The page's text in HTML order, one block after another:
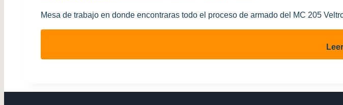
Mesa de trabajo en donde encontraras todo el proceso de armado del MC 205